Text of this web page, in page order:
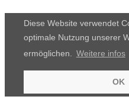
Diese Website verwendet
optimale Nutzung unserer
ermöglichen.
Weitere infos
OK